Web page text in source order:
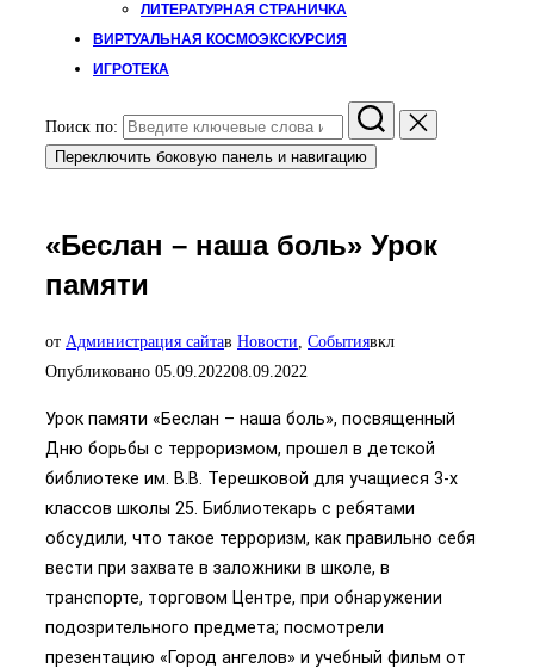
ЛИТЕРАТУРНАЯ СТРАНИЧКА
ВИРТУАЛЬНАЯ КОСМОЭКСКУРСИЯ
ИГРОТЕКА
Поиск по:
Переключить боковую панель и навигацию
«Беслан – наша боль» Урок
памяти
от Администрация сайтав Новости, Событиявкл
Опубликовано 05.09.202208.09.2022
Урок памяти «Беслан – наша боль», посвященный
Дню борьбы с терроризмом, прошел в детской
библиотеке им. В.В. Терешковой для учащиеся 3-х
классов школы 25. Библиотекарь с ребятами
обсудили, что такое терроризм, как правильно себя
вести при захвате в заложники в школе, в
транспорте, торговом Центре, при обнаружении
подозрительного предмета; посмотрели
презентацию «Город ангелов» и учебный фильм от